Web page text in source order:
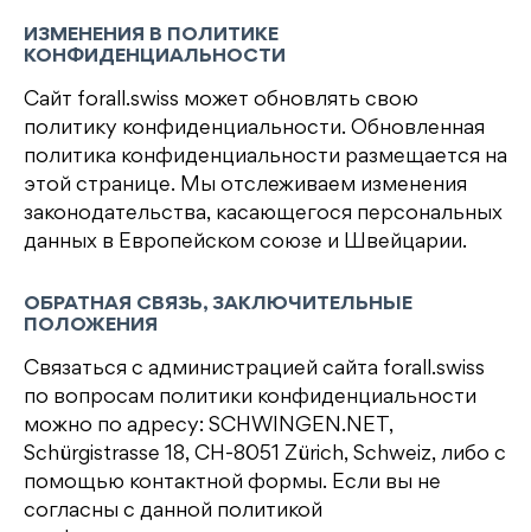
ИЗМЕНЕНИЯ В ПОЛИТИКЕ
КОНФИДЕНЦИАЛЬНОСТИ
Сайт forall.swiss может обновлять свою
политику конфиденциальности. Обновленная
политика конфиденциальности размещается на
этой странице. Мы отслеживаем изменения
законодательства, касающегося персональных
данных в Европейском союзе и Швейцарии.
ОБРАТНАЯ СВЯЗЬ, ЗАКЛЮЧИТЕЛЬНЫЕ
ПОЛОЖЕНИЯ
Связаться с администрацией сайта forall.swiss
по вопросам политики конфиденциальности
можно по адресу: SCHWINGEN.NET,
Schürgistrasse 18, CH-8051 Zürich, Schweiz, либо с
помощью контактной формы. Если вы не
согласны с данной политикой